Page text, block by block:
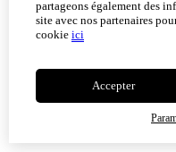
partageons également des
site avec nos partenaires
cookie ici
Accepter